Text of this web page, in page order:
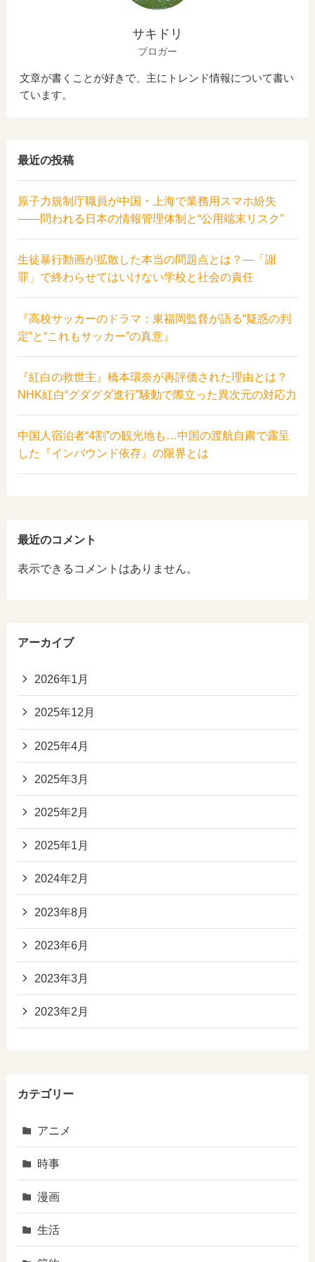
サキドリ
ブロガー
文章が書くことが好きで、主にトレンド情報について書い
ています。
最近の投稿
原子力規制庁職員が中国・上海で業務用スマホ紛失
――問われる日本の情報管理体制と“公用端末リスク”
生徒暴行動画が拡散した本当の問題点とは？―「謝
罪」で終わらせてはいけない学校と社会の責任
『高校サッカーのドラマ：東福岡監督が語る“疑惑の判
定”と“これもサッカー”の真意』
『紅白の救世主』橋本環奈が再評価された理由とは？
NHK紅白“グダグダ進行”騒動で際立った異次元の対応力
中国人宿泊者“4割”の観光地も…中国の渡航自粛で露呈
した『インバウンド依存』の限界とは
最近のコメント
表示できるコメントはありません。
アーカイブ
2026年1月
2025年12月
2025年4月
2025年3月
2025年2月
2025年1月
2024年2月
2023年8月
2023年6月
2023年3月
2023年2月
カテゴリー
アニメ
時事
漫画
生活